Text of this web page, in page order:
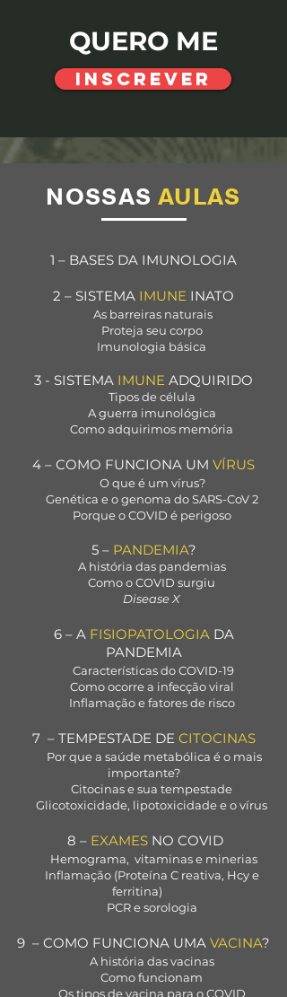
QUERO ME
INSCREVER
NOSSAS AULAS
1 – BASES DA IMUNOLOGIA
2 – SISTEMA IMUNE INATO
As barreiras naturais
Proteja seu corpo
Imunologia básica
3 - SISTEMA IMUNE ADQUIRIDO
Tipos de célula
A guerra imunológica
Como adquirimos memória
4 – COMO FUNCIONA UM VÍRUS
O que é um vírus?
Genética e o genoma do SARS-CoV 2
Porque o COVID é perigoso
5 – PANDEMIA?
A história das pandemias
Como o COVID surgiu
Disease X
6 – A FISIOPATOLOGIADA
PANDEMIA
Característicasdo COVID-19
Como ocorre a infecção viral
Inflamação e fatores de risco
7 – TEMPESTADE DE CITOCINAS
Por que a saúde metabólica é o mais
importante?
Citocinas e sua tempestade
Glicotoxicidade, lipotoxicidade e o vírus
8 – EXAMES NO COVID
Hemograma, vitaminas e minerias
Inflamação (Proteína C reativa, Hcy e
ferritina)
PCR e sorologia
9 – COMO FUNCIONA UMA VACINA?
A história das vacinas
Como funcionam
Os tipos de vacina para o COVID